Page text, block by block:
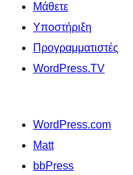
Μάθετε
Υποστήριξη
Προγραμματιστές
WordPress.TV
WordPress.com
Matt
bbPress